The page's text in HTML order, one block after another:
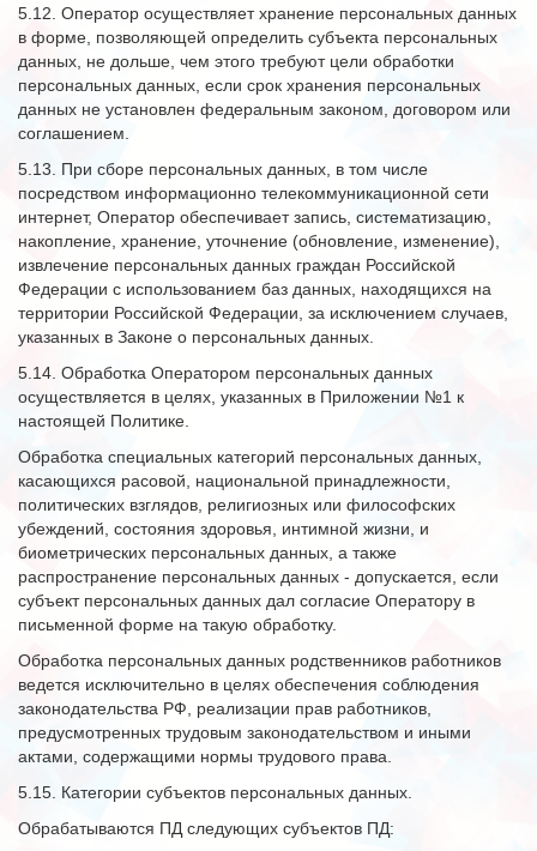
5.12. Оператор осуществляет хранение персональных данных
в форме, позволяющей определить субъекта персональных
данных, не дольше, чем этого требуют цели обработки
персональных данных, если срок хранения персональных
данных не установлен федеральным законом, договором или
соглашением.
5.13. При сборе персональных данных, в том числе
посредством информационно телекоммуникационной сети
интернет, Оператор обеспечивает запись, систематизацию,
накопление, хранение, уточнение (обновление, изменение),
извлечение персональных данных граждан Российской
Федерации с использованием баз данных, находящихся на
территории Российской Федерации, за исключением случаев,
указанных в Законе о персональных данных.
5.14. Обработка Оператором персональных данных
осуществляется в целях, указанных в Приложении №1 к
настоящей Политике.
Обработка специальных категорий персональных данных,
касающихся расовой, национальной принадлежности,
политических взглядов, религиозных или философских
убеждений, состояния здоровья, интимной жизни, и
биометрических персональных данных, а также
распространение персональных данных - допускается, если
субъект персональных данных дал согласие Оператору в
письменной форме на такую обработку.
Обработка персональных данных родственников работников
ведется исключительно в целях обеспечения соблюдения
законодательства РФ, реализации прав работников,
предусмотренных трудовым законодательством и иными
актами, содержащими нормы трудового права.
5.15. Категории субъектов персональных данных.
Обрабатываются ПД следующих субъектов ПД: